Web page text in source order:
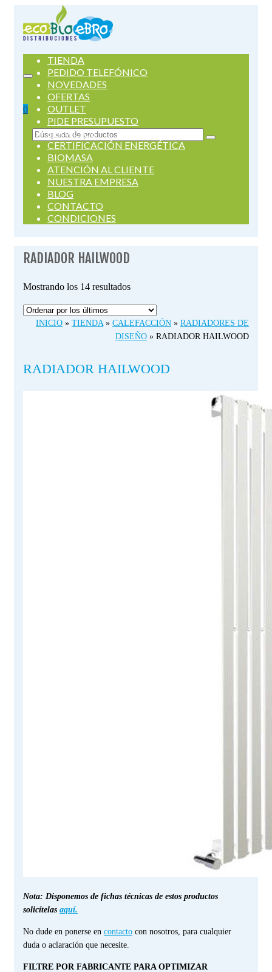
0
Buscar
por:
TIENDA
PEDIDO TELEFÓNICO
NOVEDADES
OFERTAS
OUTLET
PIDE PRESUPUESTO
SERVICIOS
CERTIFICACIÓN ENERGÉTICA
BIOMASA
ATENCIÓN AL CLIENTE
NUESTRA EMPRESA
BLOG
CONTACTO
CONDICIONES
RADIADOR HAILWOOD
Mostrando los 14 resultadosOrdenado
últimos
INICIO » TIENDA » CALEFACCIÓN » RADIADORES DE
DISEÑO » RADIADOR HAILWOOD
RADIADOR HAILWOOD
Nota: Disponemos de fichas técnicas de estos productos
solicítelas aquí.
No dude en ponerse en contacto con nosotros, para cualquier
duda o aclaración que necesite.
FILTRE POR FABRICANTE PARA OPTIMIZAR